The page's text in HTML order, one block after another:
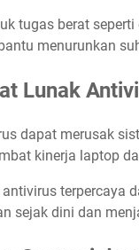
tugas berat
menurunkan
Lunak
dapat merusak
kinerja laptop
terpercaya
sejak dini dan